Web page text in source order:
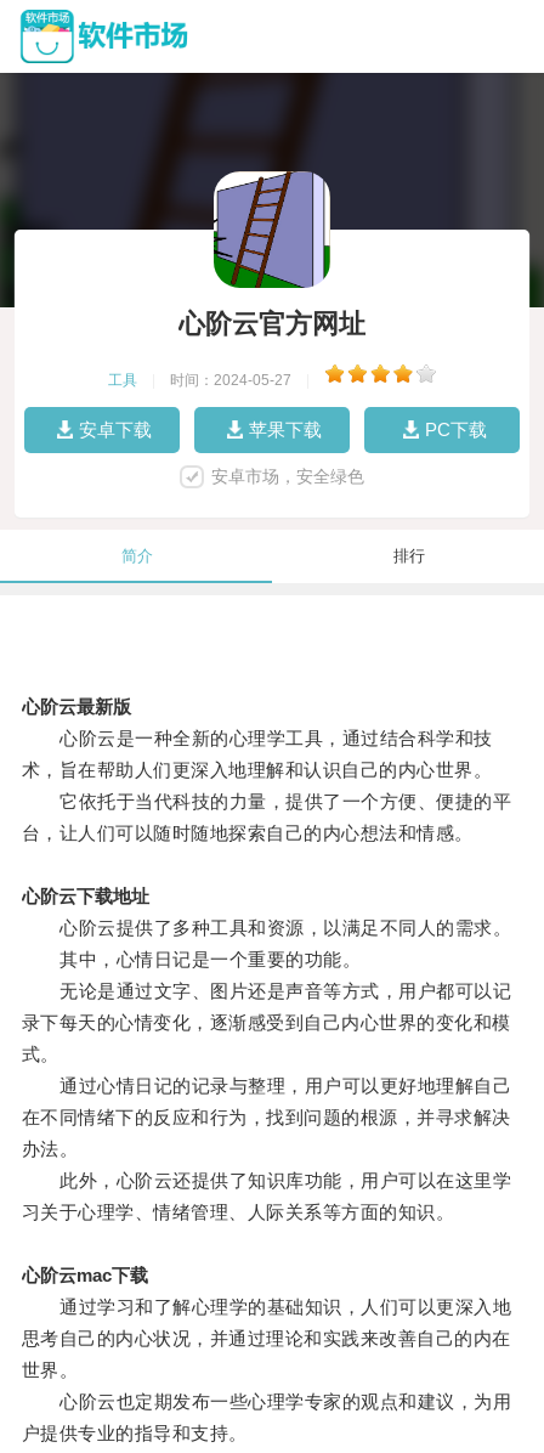
心阶云官方网址
工具 时间：2024-05-27
安卓下载 苹果下载 PC下载
安卓市场，安全绿色
简介 排行
心阶云最新版
心阶云是一种全新的心理学工具，通过结合科学和技
术，旨在帮助人们更深入地理解和认识自己的内心世界。
它依托于当代科技的力量，提供了一个方便、便捷的平
台，让人们可以随时随地探索自己的内心想法和情感。
心阶云下载地址
心阶云提供了多种工具和资源，以满足不同人的需求。
其中，心情日记是一个重要的功能。
无论是通过文字、图片还是声音等方式，用户都可以记
录下每天的心情变化，逐渐感受到自己内心世界的变化和模
式。
通过心情日记的记录与整理，用户可以更好地理解自己
在不同情绪下的反应和行为，找到问题的根源，并寻求解决
办法。
此外，心阶云还提供了知识库功能，用户可以在这里学
习关于心理学、情绪管理、人际关系等方面的知识。
心阶云mac下载
通过学习和了解心理学的基础知识，人们可以更深入地
思考自己的内心状况，并通过理论和实践来改善自己的内在
世界。
心阶云也定期发布一些心理学专家的观点和建议，为用
户提供专业的指导和支持。